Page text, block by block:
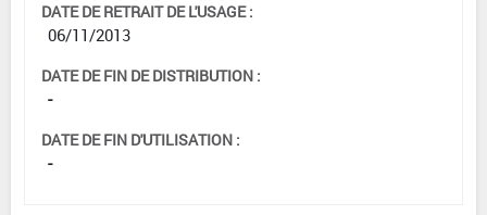
DATE DE RETRAIT DE L'USAGE :
06/11/2013
DATE DE FIN DE DISTRIBUTION :
-
DATE DE FIN D'UTILISATION :
-